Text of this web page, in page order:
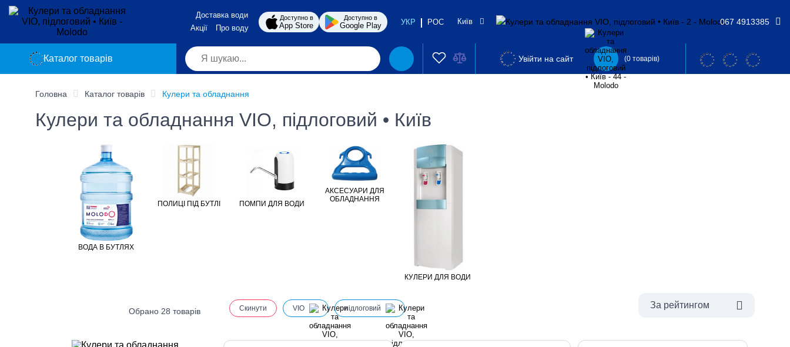
Доставка води
Акції
Про воду
Доступно в
App Store
Доступно в
Google Play УКР РОС Київ 067 4913385
Каталог товарів Увійти на сайт (0 товарів)
Головна Каталог товарів Кулери та обладнання
Кулери та обладнання VIO, підлоговий • Київ
ВОДА В БУТЛЯХ
ПОЛИЦІ ПІД БУТЛІ ПОМПИ ДЛЯ ВОДИ
АКСЕСУАРИ ДЛЯ
ОБЛАДНАННЯ
КУЛЕРИ ДЛЯ ВОДИ
За рейтингом
Обрано 28 товарів Скинути VIO підлоговий